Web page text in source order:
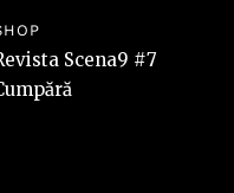
Scena9 #7